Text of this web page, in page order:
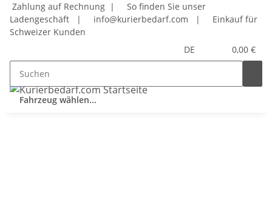
Zahlung auf Rechnung |
So finden Sie unser
Ladengeschäft
| info@kurierbedarf.com |
Einkauf für
Schweizer Kunden
DE
0,00 €
Fahrzeug wählen...